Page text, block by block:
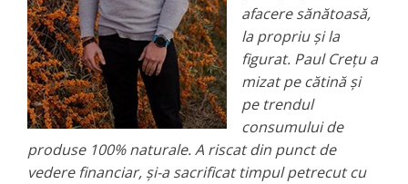
afacere sănătoasă,
la propriu și la
figurat. Paul Crețu a
mizat pe cătină și
pe trendul
consumului de
produse 100% naturale. A riscat din punct de
vedere financiar, și-a sacrificat timpul petrecut cu